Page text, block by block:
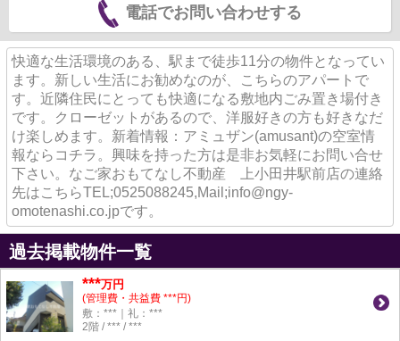
電話でお問い合わせする
快適な生活環境のある、駅まで徒歩11分の物件となってい
ます。新しい生活にお勧めなのが、こちらのアパートで
す。近隣住民にとっても快適になる敷地内ごみ置き場付き
です。クローゼットがあるので、洋服好きの方も好きなだ
け楽しめます。新着情報：アミュザン(amusant)の空室情
報ならコチラ。興味を持った方は是非お気軽にお問い合せ
下さい。なご家おもてなし不動産 上小田井駅前店の連絡
先はこちらTEL;0525088245,Mail;info@ngy-
omotenashi.co.jpです。
過去掲載物件一覧
***万円
(管理費・共益費 ***円)
敷：***｜礼：***
2階 / *** / ***